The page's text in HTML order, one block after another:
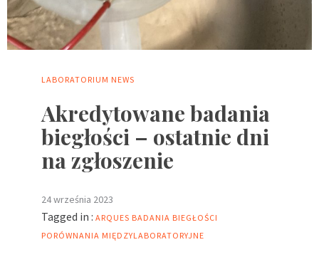
LABORATORIUM NEWS
Akredytowane badania
biegłości – ostatnie dni
na zgłoszenie
24 września 2023
Tagged in : ARQUES BADANIA BIEGŁOŚCI
PORÓWNANIA MIĘDZYLABORATORYJNE